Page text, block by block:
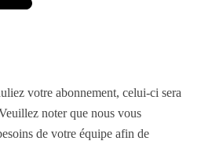
votre abonnement, celui-ci sera
noter que nous vous
de votre équipe afin de